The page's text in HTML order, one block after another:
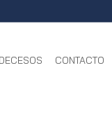
DECESOS CONTACTO